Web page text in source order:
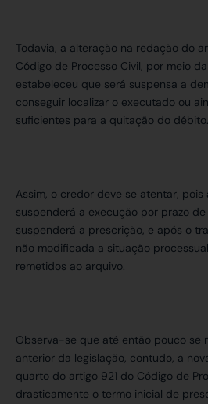
Todavia, a alteração na redação do
Código de Processo Civil, por meio da
estabeleceu que será suspensa a
conseguir localizar o executado ou
suficientes para a quitação do débito.
Assim, o credor deve se atentar,
suspenderá a execução por prazo
suspenderá a prescrição, e após o
não modificada a situação
remetidos ao arquivo.
Observa-se que até então pouco se
anterior da legislação, contudo, a
quarto do artigo 921 do Código de
drasticamente o termo inicial de